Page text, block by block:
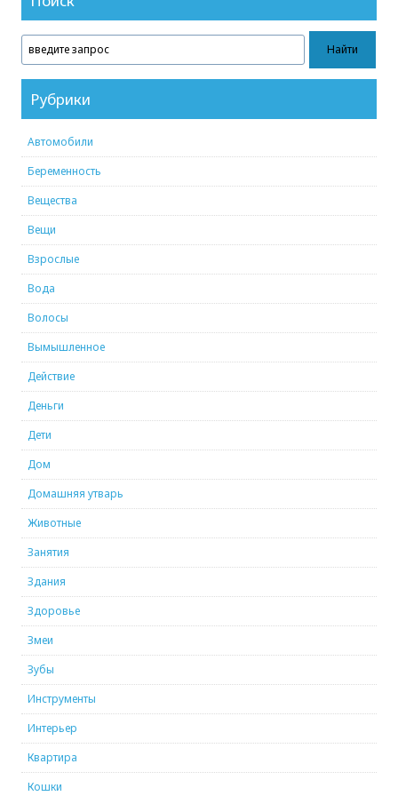
Рубрики
Автомобили
Беременность
Вещества
Вещи
Взрослые
Вода
Волосы
Вымышленное
Действие
Деньги
Дети
Дом
Домашняя утварь
Животные
Занятия
Здания
Здоровье
Змеи
Зубы
Инструменты
Интерьер
Квартира
Кошки